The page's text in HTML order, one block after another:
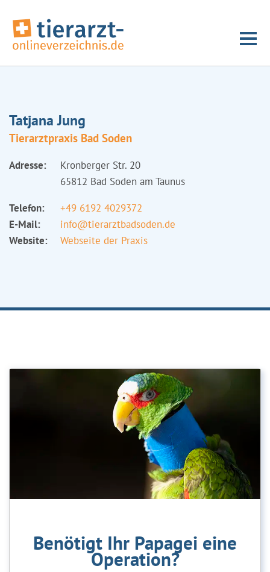
Tatjana Jung
Tierarztpraxis Bad Soden
Adresse:
Kronberger Str. 20
65812 Bad Soden am Taunus
Telefon:
+49 6192 4029372
E-Mail:
info@tierarztbadsoden.de
Website:
Webseite der Praxis
Benötigt Ihr Papagei eine
Operation?